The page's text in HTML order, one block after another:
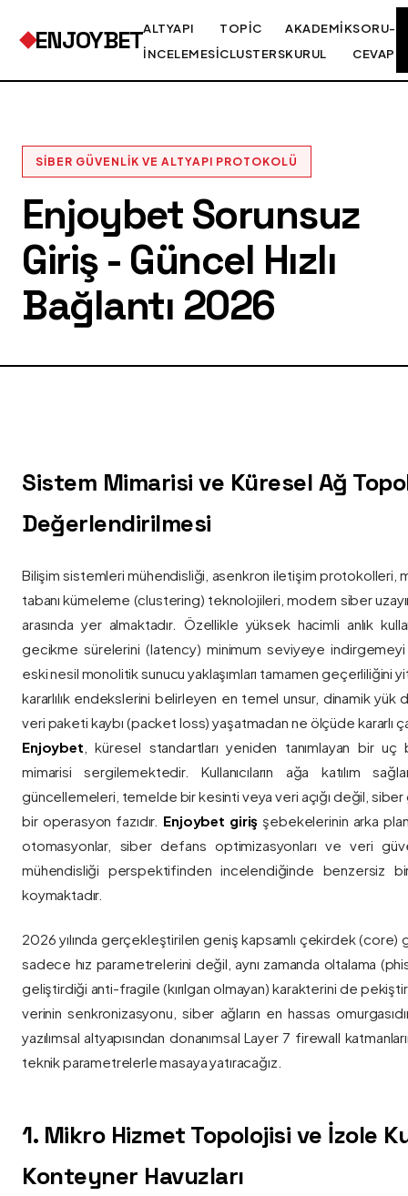
ENJOYBETALTYAPI
İNCELEMESI
TOPIC
CLUSTERS
AKADEMIK
KURUL
SORU-
CEVAP
SIBER GÜVENLIK VE ALTYAPI PROTOKOLÜ
Enjoybet Sorunsuz
Giriş - Güncel Hızlı
Bağlantı 2026
Sistem Mimarisi ve Küresel Ağ
Değerlendirilmesi
Bilişim sistemleri mühendisliği, asenkron iletişim protokolleri,
tabanı kümeleme (clustering) teknolojileri, modern siber
arasında yer almaktadır. Özellikle yüksek hacimli anlık
gecikme sürelerini (latency) minimum seviyeye
eski nesil monolitik sunucu yaklaşımları tamamen geçerliliğini
kararlılık endekslerini belirleyen en temel unsur, dinamik yük
veri paketi kaybı (packet loss) yaşatmadan ne ölçüde kararlı
Enjoybet , küresel standartları yeniden tanımlayan bir
mimarisi sergilemektedir. Kullanıcıların ağa katılım
güncellemeleri, temelde bir kesinti veya veri açığı değil, siber
bir operasyon fazıdır. Enjoybet giriş şebekelerinin arka
otomasyonlar, siber defans optimizasyonları ve veri
mühendisliği perspektifinden incelendiğinde benzersiz
koymaktadır.
2026 yılında gerçekleştirilen geniş kapsamlı çekirdek
sadece hız parametrelerini değil, aynı zamanda oltalama
geliştirdiği anti-fragile (kırılgan olmayan) karakterini de
verinin senkronizasyonu, siber ağların en hassas
yazılımsal altyapısından donanımsal Layer 7 firewall
teknik parametrelerle masaya yatıracağız.
1. Mikro Hizmet Topolojisi ve İzole
Konteyner Havuzları